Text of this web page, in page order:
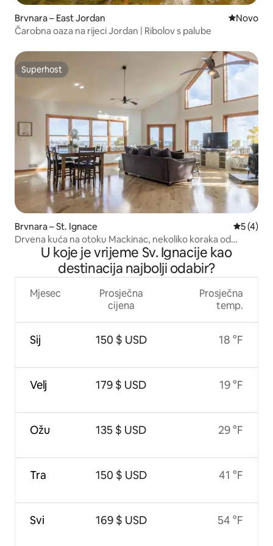
Brvnara – East Jordan Novi
Novo
Čarobna oaza na rijeci Jordan | Ribolov s palube
Superhost
Superhost
Brvnara – St. Ignace
5 (4)
Drvena kuća na otoku Mackinac, nekoliko koraka od
trajekta, za 12 osoba
U koje je vrijeme Sv. Ignacije kao
destinacija najbolji odabir?
Mjesec
Sij
Velj
Ožu
Tra
Svi
Prosječna
cijena
150 $ USD
179 $ USD
135 $ USD
150 $ USD
169 $ USD
Prosječna
temp.
18 °F
19 °F
29 °F
41 °F
54 °F